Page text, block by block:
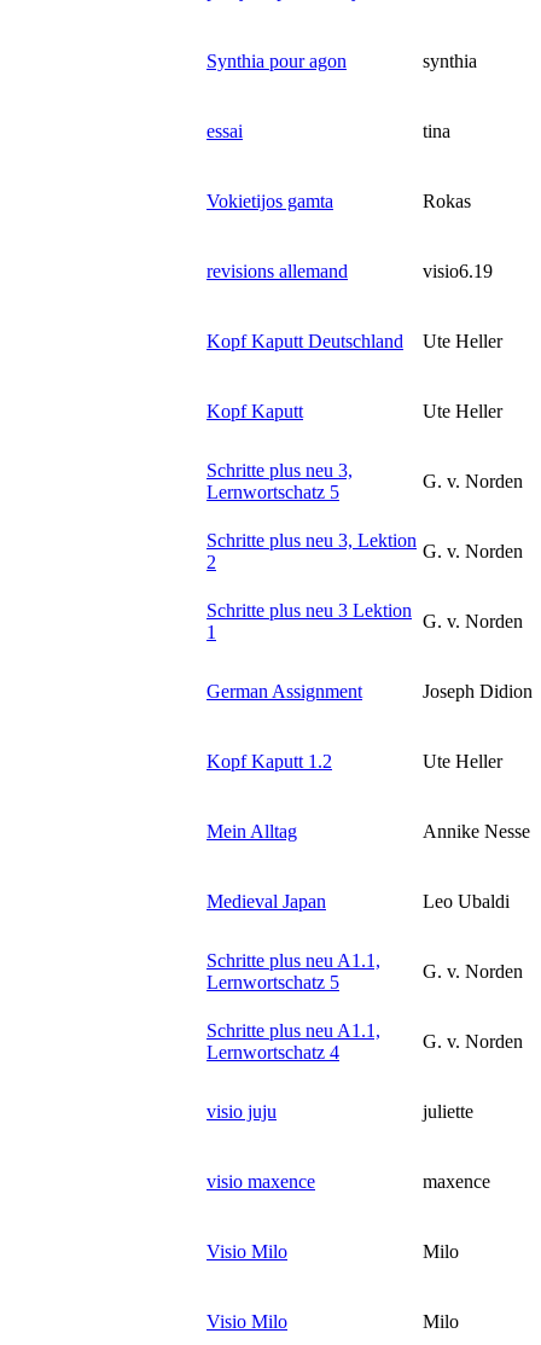
Synthia pour agon synthia
essai tina
Vokietijos gamta Rokas
revisions allemand visio6.19
Kopf Kaputt Deutschland Ute Heller
Kopf Kaputt Ute Heller
Schritte plus neu 3,
Lernwortschatz 5
G. v. Norden
Schritte plus neu 3, Lektion
2
G. v. Norden
Schritte plus neu 3 Lektion
1
G. v. Norden
German Assignment Joseph Didion
Kopf Kaputt 1.2 Ute Heller
Mein Alltag Annike Nesse
Medieval Japan Leo Ubaldi
Schritte plus neu A1.1,
Lernwortschatz 5
G. v. Norden
Schritte plus neu A1.1,
Lernwortschatz 4
G. v. Norden
visio juju juliette
visio maxence maxence
Visio Milo Milo
Visio Milo Milo